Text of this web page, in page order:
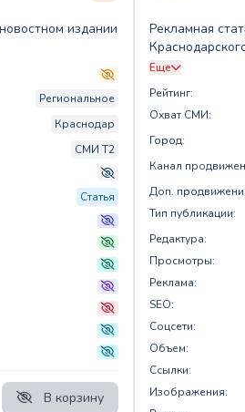
издании
Региональное
Краснодар
СМИ T2
Статья
В корзину
Рекламная
Еще
Рейтинг:
Охват СМИ:
Город:
Канал
Доп.
Тип публикации:
Редактура:
Просмотры:
Реклама:
SEO:
Соцсети:
Объем:
Ссылки:
Изображения: